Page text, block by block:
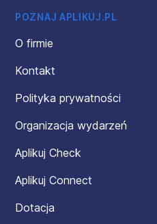
POZNAJ APLIKUJ.PL
O firmie
Kontakt
Polityka prywatności
Organizacja wydarzeń
Aplikuj Check
Aplikuj Connect
Dotacja